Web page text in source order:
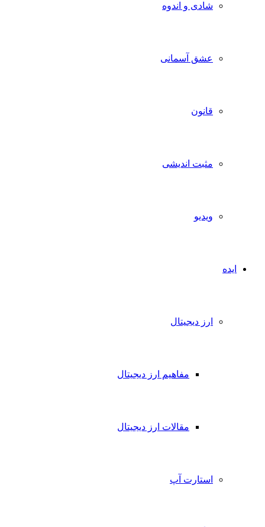
شادی و اندوه
عشق آسمانی
مثبت اندیشی
ارز دیجیتال
مفاهیم ارز دیجیتال
مقالات ارز دیجیتال
استارت آپ